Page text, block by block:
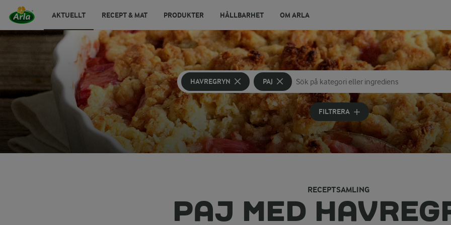
AKTUELLT RECEPT & MAT PRODUKTER HÅLLBARHET OM ARLA
HAVREGRYN PAJ
Sök på kategori eller ingrediens
Skriv in sökord för att få förslag
FILTRERA
RECEPTSAMLING
PAJ MED